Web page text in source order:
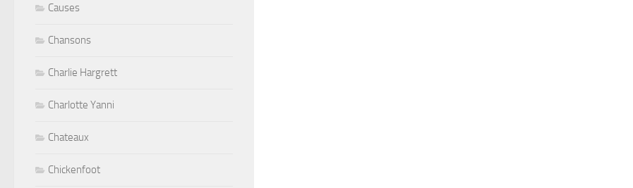
Causes
Chansons
Charlie Hargrett
Charlotte Yanni
Chateaux
Chickenfoot